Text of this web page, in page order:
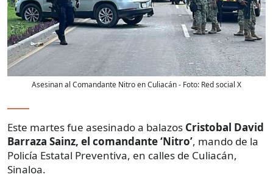
Asesinan al Comandante Nitro en Culiacán- Foto: Red social X
Este martes fue asesinado a balazos Cristobal David
Barraza Sainz, el comandante ‘Nitro’, mando de la
Policía Estatal Preventiva, en calles de Culiacán,
Sinaloa.